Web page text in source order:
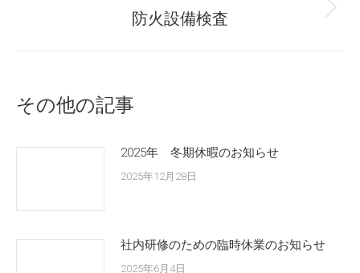
Next
防火設備検査
その他の記事
2025年 冬期休暇のお知らせ
2025年12月28日
社内研修のための臨時休業のお知らせ
2025年6月4日